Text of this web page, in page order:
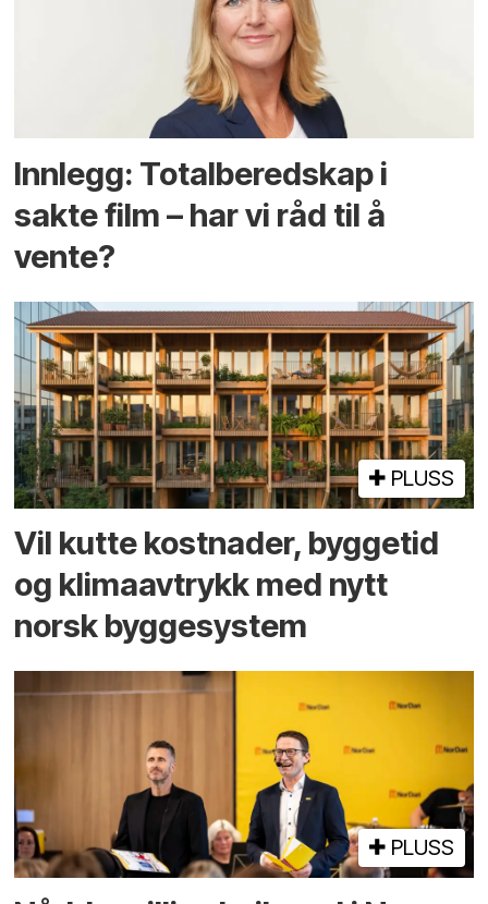
Innlegg: Totalberedskap i
sakte film – har vi råd til å
vente?
PLUSS
Vil kutte kostnader, byggetid
og klima­avtrykk med nytt
norsk bygge­system
PLUSS